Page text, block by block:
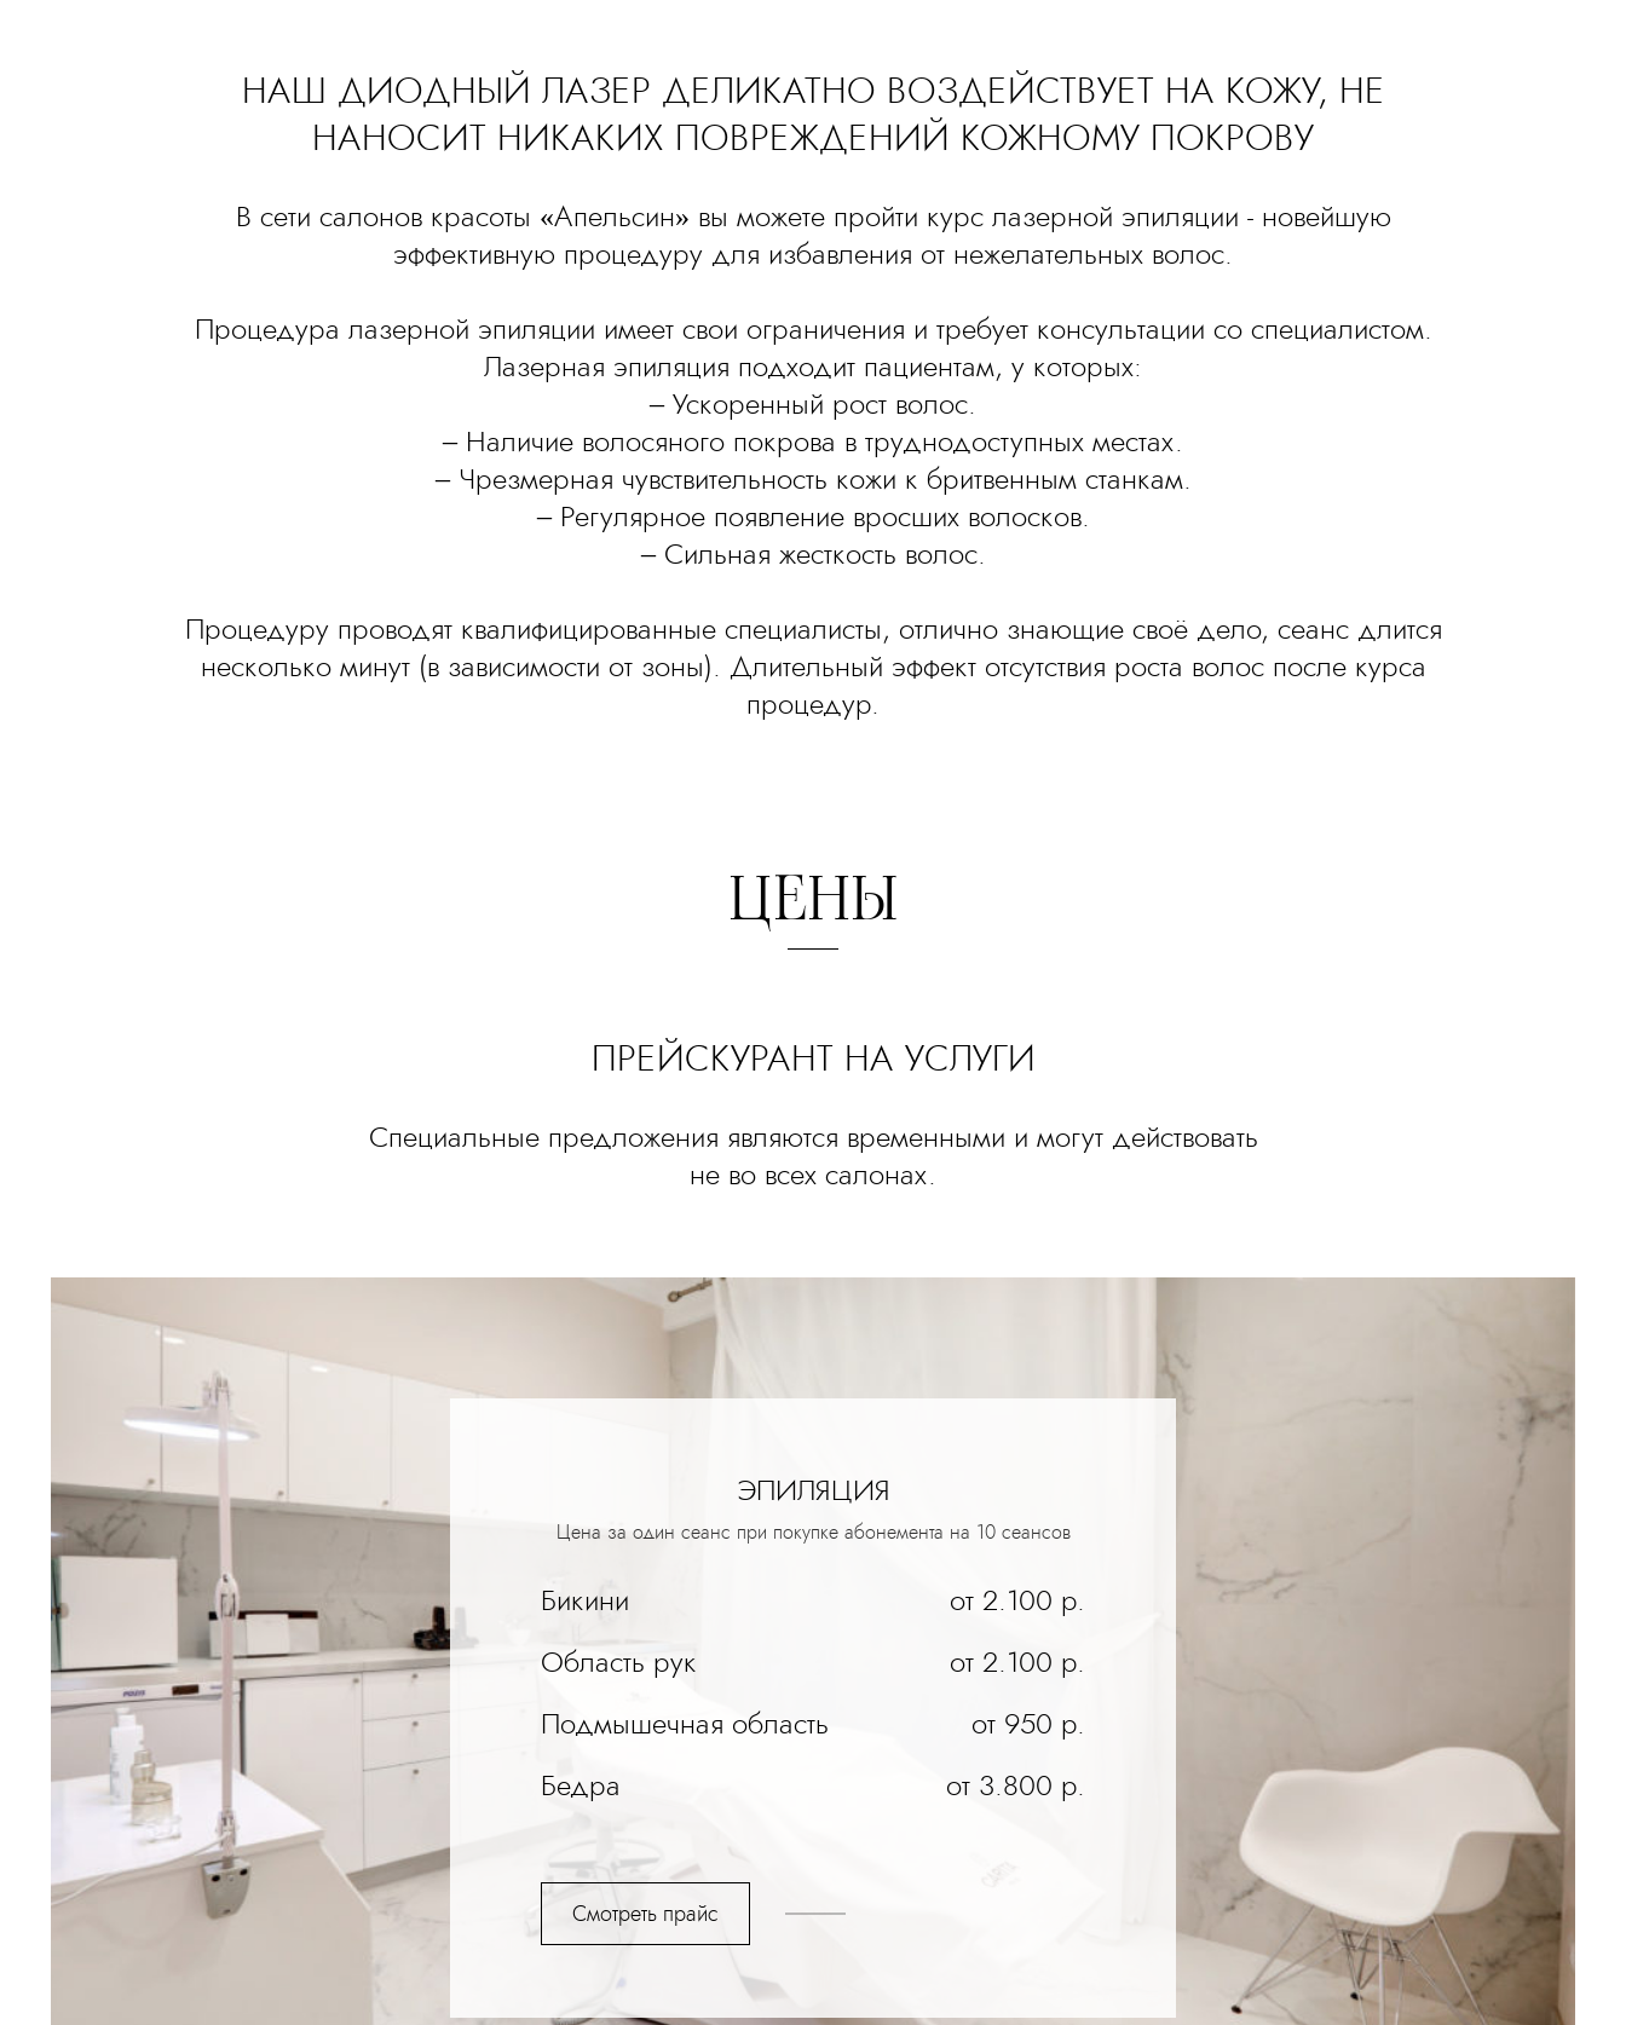
НАШ ДИОДНЫЙ ЛАЗЕР ДЕЛИКАТНО ВОЗДЕЙСТВУЕТ НА КОЖУ, НЕ
НАНОСИТ НИКАКИХ ПОВРЕЖДЕНИЙ КОЖНОМУ ПОКРОВУ
В сети салонов красоты «Апельсин» вы можете пройти курс лазерной эпиляции - новейшую
эффективную процедуру для избавления от нежелательных волос.
Процедура лазерной эпиляции имеет свои ограничения и требует консультации со специалистом.
Лазерная эпиляция подходит пациентам, у которых:
– Ускоренный рост волос.
– Наличие волосяного покрова в труднодоступных местах.
– Чрезмерная чувствительность кожи к бритвенным станкам.
– Регулярное появление вросших волосков.
– Сильная жесткость волос.
Процедуру проводят квалифицированные специалисты, отлично знающие своё дело, сеанс длится
несколько минут (в зависимости от зоны). Длительный эффект отсутствия роста волос после курса
процедур.
ЦЕНЫ
ПРЕЙСКУРАНТ НА УСЛУГИ
Специальные предложения являются временными и могут действовать
не во всех салонах.
ЭПИЛЯЦИЯ
Цена за один сеанс при покупке абонемента на 10 сеансов
Бикини
от 2.100 р.
Область рук
от 2.100 р.
Подмышечная область
от 950 р.
Бедра
от 3.800 р.
Смотреть прайс